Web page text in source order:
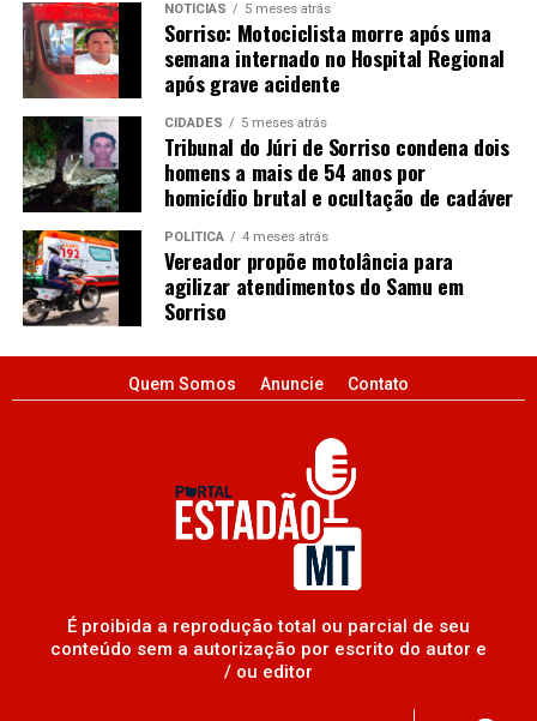
NOTÍCIAS 5 meses atrás
Sorriso: Motociclista morre após uma
semana internado no Hospital Regional
após grave acidente
CIDADES 5 meses atrás
Tribunal do Júri de Sorriso condena dois
homens a mais de 54 anos por
homicídio brutal e ocultação de cadáver
POLÍTICA 4 meses atrás
Vereador propõe motolância para
agilizar atendimentos do Samu em
Sorriso
Quem Somos Anuncie Contato
É proibida a reprodução total ou parcial de seu
conteúdo sem a autorização por escrito do autor e
/ ou editor